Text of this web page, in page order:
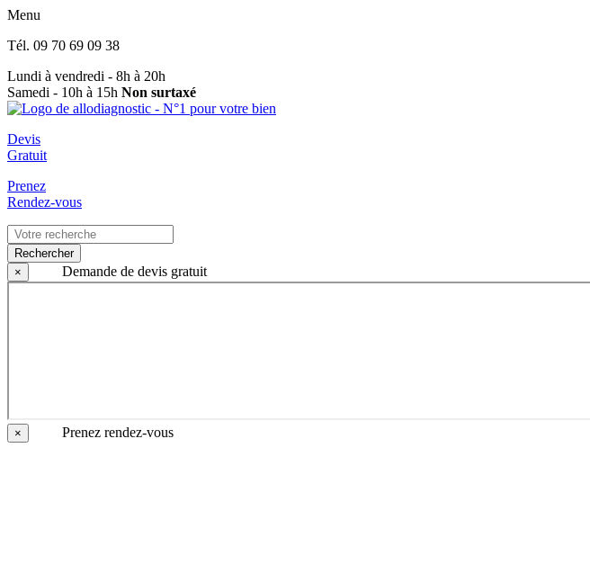
Menu
Tél. 09 70 69 09 38
Lundi à vendredi - 8h à 20h
Samedi - 10h à 15h Non surtaxé
Devis
Gratuit
Prenez
Rendez-vous
Rechercher
×
Demande de devis gratuit
× Prenez rendez-vous